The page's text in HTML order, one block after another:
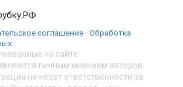
соглашение · Обработка
на сайте
личным мнением авторов
не несет ответственности за